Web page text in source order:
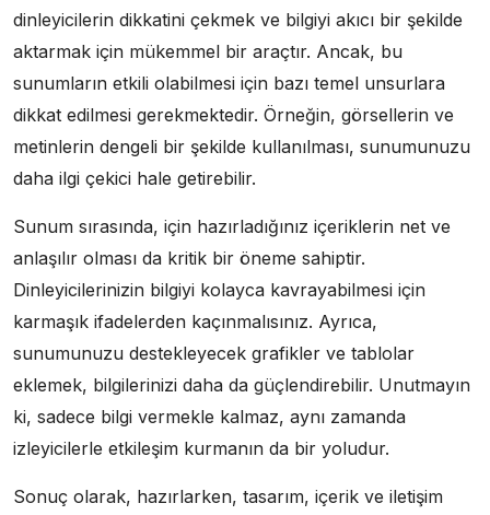
dinleyicilerin dikkatini çekmek ve bilgiyi akıcı bir şekilde
aktarmak için mükemmel bir araçtır. Ancak, bu
sunumların etkili olabilmesi için bazı temel unsurlara
dikkat edilmesi gerekmektedir. Örneğin, görsellerin ve
metinlerin dengeli bir şekilde kullanılması, sunumunuzu
daha ilgi çekici hale getirebilir.
Sunum sırasında, için hazırladığınız içeriklerin net ve
anlaşılır olması da kritik bir öneme sahiptir.
Dinleyicilerinizin bilgiyi kolayca kavrayabilmesi için
karmaşık ifadelerden kaçınmalısınız. Ayrıca,
sunumunuzu destekleyecek grafikler ve tablolar
eklemek, bilgilerinizi daha da güçlendirebilir. Unutmayın
ki, sadece bilgi vermekle kalmaz, aynı zamanda
izleyicilerle etkileşim kurmanın da bir yoludur.
Sonuç olarak, hazırlarken, tasarım, içerik ve iletişim